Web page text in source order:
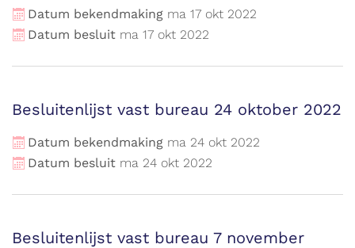
Datum bekendmaking ma 17 okt 2022
Datum besluit ma 17 okt 2022
Besluitenlijst vast bureau 24 oktober 2022
Datum bekendmaking ma 24 okt 2022
Datum besluit ma 24 okt 2022
Besluitenlijst vast bureau 7 november